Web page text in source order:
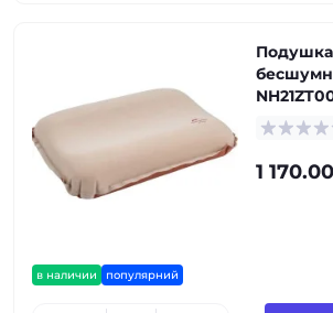
в наличии популярний
1